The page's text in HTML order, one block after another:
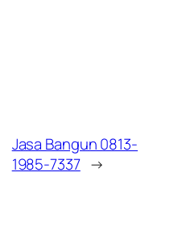
Jasa Bangun 0813-
1985-7337 →